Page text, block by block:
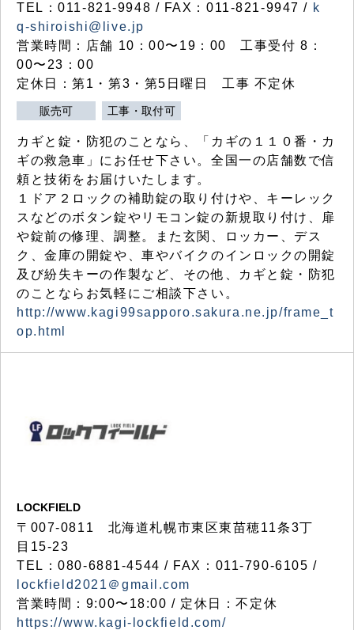
TEL：011-821-9948 / FAX：011-821-9947 / k
q-shiroishi@live.jp
営業時間：店舗 10：00〜19：00 工事受付 8：
00〜23：00
定休日：第1・第3・第5日曜日 工事 不定休
販売可 工事・取付可
カギと錠・防犯のことなら、「カギの１１０番・カ
ギの救急車」にお任せ下さい。全国一の店舗数で信
頼と技術をお届けいたします。
１ドア２ロックの補助錠の取り付けや、キーレック
スなどのボタン錠やリモコン錠の新規取り付け、扉
や錠前の修理、調整。また玄関、ロッカー、デス
ク、金庫の開錠や、車やバイクのインロックの開錠
及び紛失キーの作製など、その他、カギと錠・防犯
のことならお気軽にご相談下さい。
http://www.kagi99sapporo.sakura.ne.jp/frame_t
op.html
LOCKFIELD
〒007-0811 北海道札幌市東区東苗穂11条3丁
目15-23
TEL：080-6881-4544 / FAX：011-790-6105 /
lockfield2021＠gmail.com
営業時間：9:00〜18:00 / 定休日：不定休
https://www.kagi-lockfield.com/